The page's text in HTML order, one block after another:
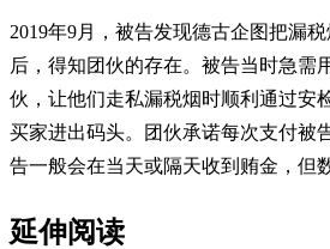
2019年9月，被告发现德古企图把漏
后，得知团伙的存在。被告当时急需
伙，让他们走私漏税烟时顺利通过安
买家进出码头。团伙承诺每次支付被
告一般会在当天或隔天收到贿金，但
延伸阅读